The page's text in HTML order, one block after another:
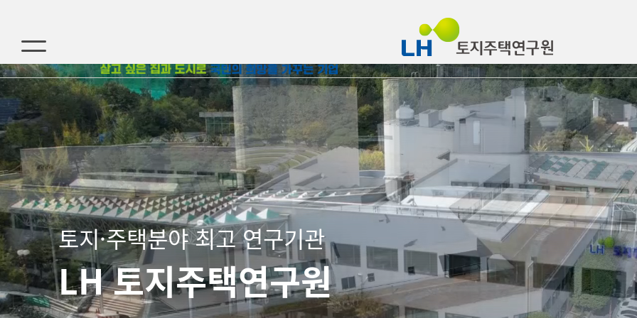
연구보고서 연구성과 알림마당 지원사업 연구원소개 논문투
토지·주택분야 최고 연구기관
LH 토지주택연구원